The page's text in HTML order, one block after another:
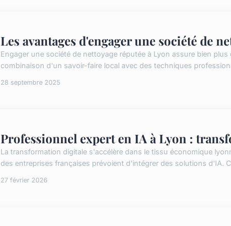
Les avantages d'engager une société de
Engager une société de nettoyage réputée à Lyon assure bien
combinaison d'un savoir-faire local avec des techniques
28 septembre 2025
Professionnel expert en IA à Lyon :
La transformation digitale s'accélère dans le tissu économique
des entreprises françaises prévoient d'intégrer des solutions d'IA.
27 février 2026